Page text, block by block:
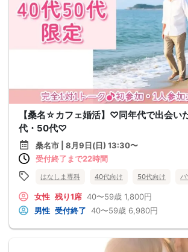
【桑名☆カフェ婚活】♡同年代で出会
代・50代♡
桑名市 | 8月9日(日) 13:30〜
受付終了まで22時間
はなしま専科 40代向け 50代向け
女性 残り1席 40〜59歳 1,800円
男性 受付終了 40〜59歳 6,980円